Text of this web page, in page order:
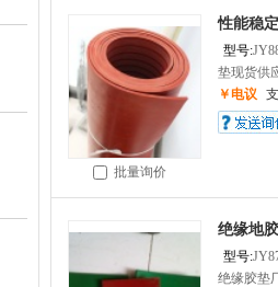
批量询价
性能稳
型号:
垫现货供
￥电议
绝缘地
型号:
绝缘胶垫